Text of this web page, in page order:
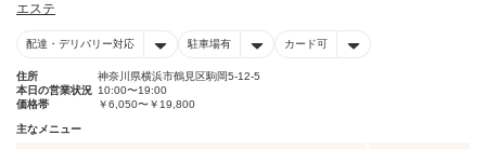
エステ
配達・デリバリー対応 駐車場有 カード可
住所
神奈川県横浜市鶴見区駒岡5-12-5
本日の営業状況 10:00〜19:00
価格帯
￥6,050〜￥19,800
主なメニュー